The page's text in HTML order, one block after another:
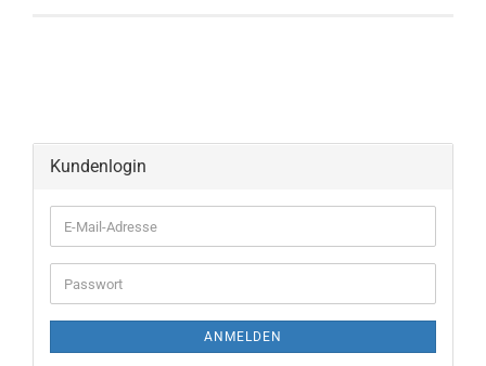
Kundenlogin
E-
Mail-
Adresse
Passwort
ANMELDEN